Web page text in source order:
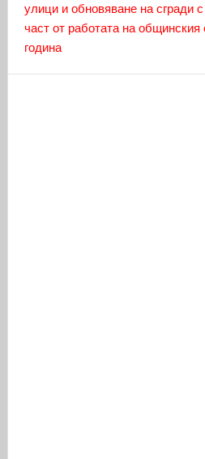
улици и обновяване на сгради
част от работата на
година